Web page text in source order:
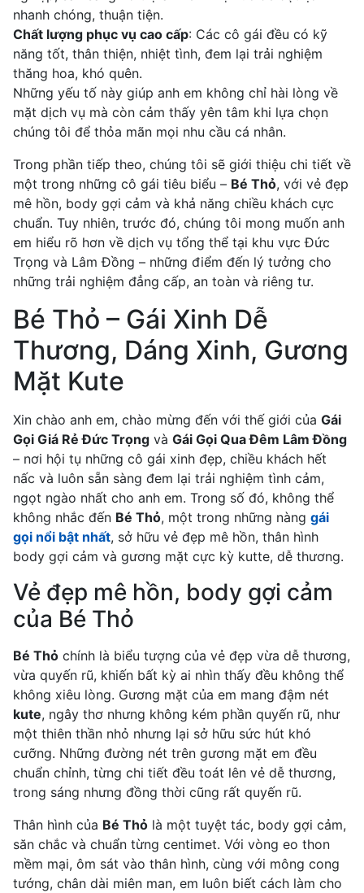
nhanh chóng, thuận tiện.
Chất lượng phục vụ cao cấp: Các cô gái đều có kỹ
năng tốt, thân thiện, nhiệt tình, đem lại trải nghiệm
thăng hoa, khó quên.
Những yếu tố này giúp anh em không chỉ hài lòng về
mặt dịch vụ mà còn cảm thấy yên tâm khi lựa chọn
chúng tôi để thỏa mãn mọi nhu cầu cá nhân.
Trong phần tiếp theo, chúng tôi sẽ giới thiệu chi tiết về
một trong những cô gái tiêu biểu – Bé Thỏ, với vẻ đẹp
mê hồn, body gợi cảm và khả năng chiều khách cực
chuẩn. Tuy nhiên, trước đó, chúng tôi mong muốn anh
em hiểu rõ hơn về dịch vụ tổng thể tại khu vực Đức
Trọng và Lâm Đồng – những điểm đến lý tưởng cho
những trải nghiệm đẳng cấp, an toàn và riêng tư.
Bé Thỏ – Gái Xinh Dễ
Thương, Dáng Xinh, Gương
Mặt Kute
Xin chào anh em, chào mừng đến với thế giới của Gái
Gọi Giá Rẻ Đức Trọng và Gái Gọi Qua Đêm Lâm Đồng
– nơi hội tụ những cô gái xinh đẹp, chiều khách hết
nấc và luôn sẵn sàng đem lại trải nghiệm tình cảm,
ngọt ngào nhất cho anh em. Trong số đó, không thể
không nhắc đến Bé Thỏ, một trong những nàng gái
gọi nổi bật nhất, sở hữu vẻ đẹp mê hồn, thân hình
body gợi cảm và gương mặt cực kỳ kutte, dễ thương.
Vẻ đẹp mê hồn, body gợi cảm
của Bé Thỏ
Bé Thỏ chính là biểu tượng của vẻ đẹp vừa dễ thương,
vừa quyến rũ, khiến bất kỳ ai nhìn thấy đều không thể
không xiêu lòng. Gương mặt của em mang đậm nét
kute, ngây thơ nhưng không kém phần quyến rũ, như
một thiên thần nhỏ nhưng lại sở hữu sức hút khó
cưỡng. Những đường nét trên gương mặt em đều
chuẩn chỉnh, từng chi tiết đều toát lên vẻ dễ thương,
trong sáng nhưng đồng thời cũng rất quyến rũ.
Thân hình của Bé Thỏ là một tuyệt tác, body gợi cảm,
săn chắc và chuẩn từng centimet. Với vòng eo thon
mềm mại, ôm sát vào thân hình, cùng với mông cong
tướng, chân dài miên man, em luôn biết cách làm cho